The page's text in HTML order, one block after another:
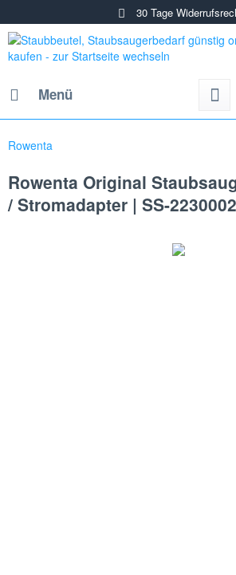
30 Tage
Menü
Rowenta
Rowenta Original
/ Stromadapter | SS-